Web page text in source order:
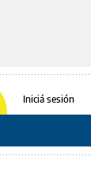
Iniciá sesión